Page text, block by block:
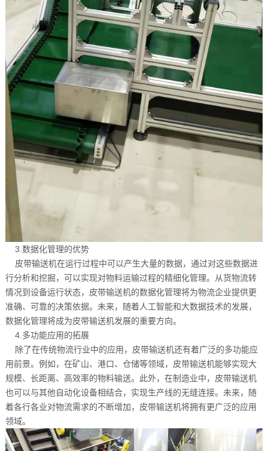
3.数据化管理的优势
皮带输送机在运行过程中可以产生大量的数据，通过对这些数据进
行分析和挖掘，可以实现对物料运输过程的精细化管理。从货物流转
情况到设备运行状态，皮带输送机的数据化管理将为物流企业提供更
准确、可靠的决策依据。未来，随着人工智能和大数据技术的发展，
数据化管理将成为皮带输送机发展的重要方向。
4.多功能应用的拓展
除了在传统物流行业中的应用，皮带输送机还有着广泛的多功能应
用前景。例如，在矿山、港口、仓储等领域，皮带输送机能够实现大
规模、长距离、高效率的物料输送。此外，在制造业中，皮带输送机
也可以与其他自动化设备相结合，实现生产线的无缝连接。未来，随
着各行各业对物流需求的不断增加，皮带输送机将拥有更广泛的应用
领域。